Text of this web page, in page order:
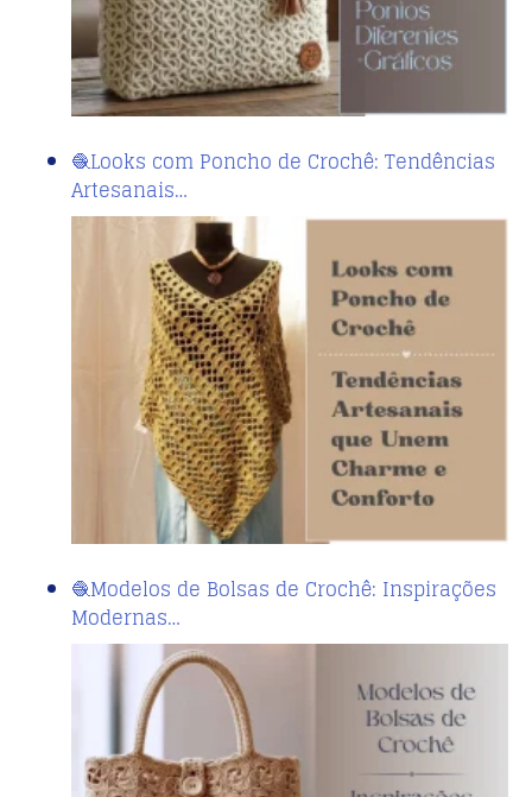
🧶Looks com Poncho de Crochê: Tendências
Artesanais…
🧶Modelos de Bolsas de Crochê: Inspirações
Modernas…